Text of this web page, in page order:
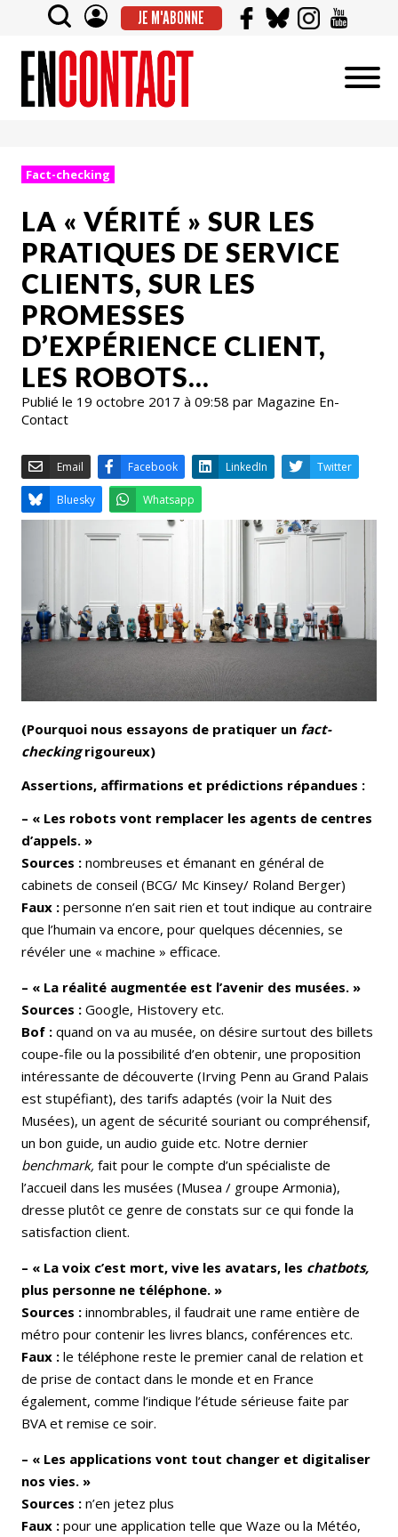
JE M'ABONNE
Fact-checking
LA « VÉRITÉ » SUR LES
PRATIQUES DE SERVICE
CLIENTS, SUR LES
PROMESSES
D’EXPÉRIENCE CLIENT,
LES ROBOTS…
Publié le 19 octobre 2017 à 09:58 par Magazine En-
Contact
Bluesky Whatsapp
(Pourquoi nous essayons de pratiquer un fact-
checkingrigoureux)
Assertions, affirmations et prédictions répandues :
– « Les robots vont remplacer les agents de centres
d’appels. »
Sources : nombreuses et émanant en général de
cabinets de conseil (BCG/ Mc Kinsey/ Roland Berger)
Faux : personne n’en sait rien et tout indique au contraire
que l’humain va encore, pour quelques décennies, se
révéler une « machine » efficace.
– « La réalité augmentée est l’avenir des musées. »
Sources : Google, Histovery etc.
Bof : quand on va au musée, on désire surtout des billets
coupe-file ou la possibilité d’en obtenir, une proposition
intéressante de découverte (Irving Penn au Grand Palais
est stupéfiant), des tarifs adaptés (voir la Nuit des
Musées), un agent de sécurité souriant ou compréhensif,
un bon guide, un audio guide etc. Notre dernier
benchmark, fait pour le compte d’un spécialiste de
l’accueil dans les musées (Musea / groupe Armonia),
dresse plutôt ce genre de constats sur ce qui fonde la
satisfaction client.
– « La voix c’est mort, vive les avatars, les chatbots,
plus personne ne téléphone. »
Sources : innombrables, il faudrait une rame entière de
métro pour contenir les livres blancs, conférences etc.
Faux : le téléphone reste le premier canal de relation et
de prise de contact dans le monde et en France
également, comme l’indique l’étude sérieuse faite par
BVA et remise ce soir.
– « Les applications vont tout changer et digitaliser
nos vies. »
Sources : n’en jetez plus
Faux : pour une application telle que Waze ou la Météo,